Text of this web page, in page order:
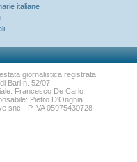
italiane
giornalistica registrata
Bari n. 52/07
Francesco De Carlo
Pietro D'Onghia
snc - P.IVA 05975430728